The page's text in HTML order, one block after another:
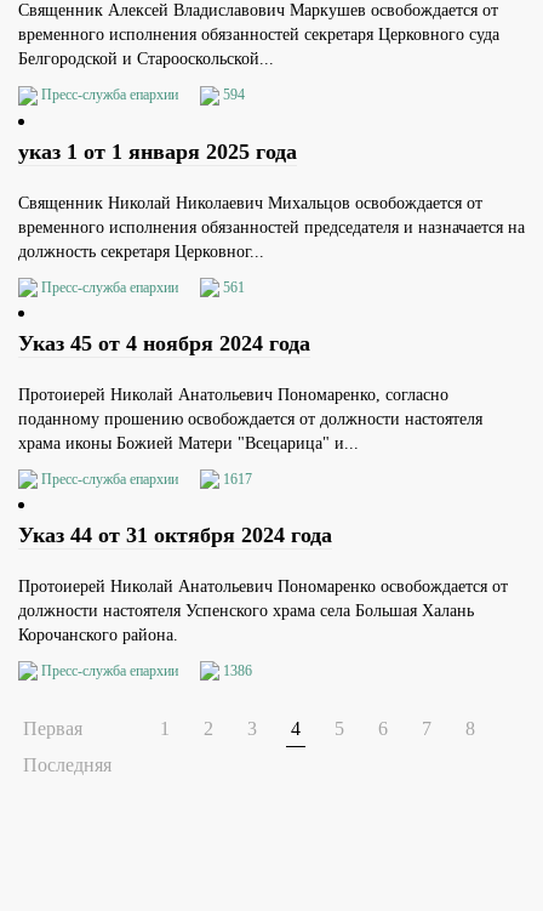
Священник Алексей Владиславович Маркушев освобождается от
временного исполнения обязанностей секретаря Церковного суда
Белгородской и Старооскольской...
Пресс-служба епархии 594
указ 1 от 1 января 2025 года
Священник Николай Николаевич Михальцов освобождается от
временного исполнения обязанностей председателя и назначается на
должность секретаря Церковног...
Пресс-служба епархии 561
Указ 45 от 4 ноября 2024 года
Протоиерей Николай Анатольевич Пономаренко, согласно
поданному прошению освобождается от должности настоятеля
храма иконы Божией Матери "Всецарица" и...
Пресс-служба епархии 1617
Указ 44 от 31 октября 2024 года
Протоиерей Николай Анатольевич Пономаренко освобождается от
должности настоятеля Успенского храма села Большая Халань
Корочанского района.
Пресс-служба епархии 1386
Первая 1 2 3 4 5 6 7
8
Последняя